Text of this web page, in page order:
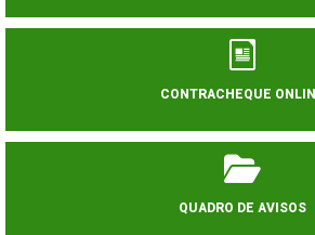
CONTRACHEQUE
QUADRO DE AVISOS